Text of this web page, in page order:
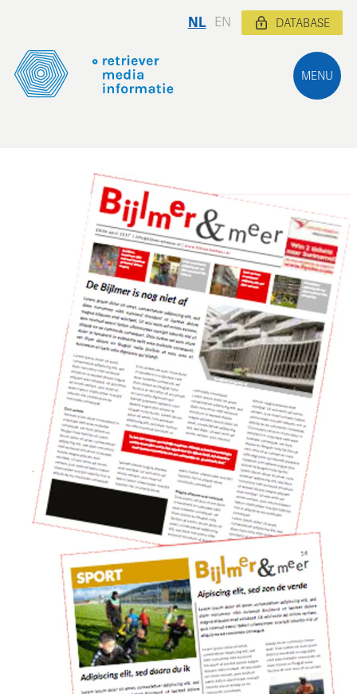
MENU
NL EN DATABASE